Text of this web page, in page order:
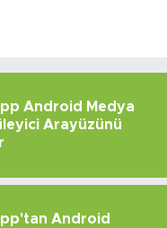
Android Medya
Arayüzünü
Android